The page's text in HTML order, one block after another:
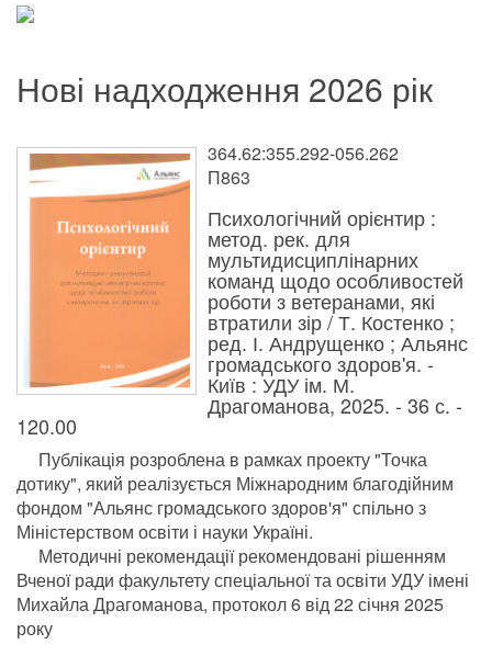
Нові надходження 2026 рік
364.62:355.292-056.262
П863
Психологічний орієнтир :
метод. рек. для
мультидисциплінарних
команд щодо особливостей
роботи з ветеранами, які
втратили зір / Т. Костенко ;
ред. І. Андрущенко ; Альянс
громадського здоров'я. -
Київ : УДУ ім. М.
Драгоманова, 2025. - 36 с. -
120.00
Публікація розроблена в рамках проекту "Точка
дотику", який реалізується Міжнародним благодійним
фондом "Альянс громадського здоров'я" спільно з
Міністерством освіти і науки Україні.
Методичні рекомендації рекомендовані рішенням
Вченої ради факультету спеціальної та освіти УДУ імені
Михайла Драгоманова, протокол 6 від 22 січня 2025
року